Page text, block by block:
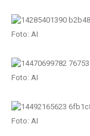
Foto: AI
Foto: AI
Foto: AI